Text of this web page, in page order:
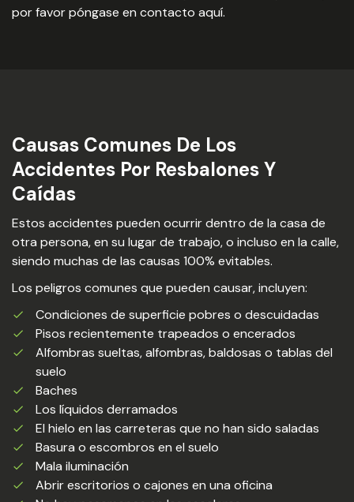
por favor póngase en contacto aquí.
Causas Comunes De Los
Accidentes Por Resbalones Y
Caídas
Estos accidentes pueden ocurrir dentro de la casa de
otra persona, en su lugar de trabajo, o incluso en la calle,
siendo muchas de las causas 100% evitables.
Los peligros comunes que pueden causar, incluyen:
Condiciones de superficie pobres o descuidadas
Pisos recientemente trapeados o encerados
Alfombras sueltas, alfombras, baldosas o tablas del
suelo
Baches
Los líquidos derramados
El hielo en las carreteras que no han sido saladas
Basura o escombros en el suelo
Mala iluminación
Abrir escritorios o cajones en una oficina